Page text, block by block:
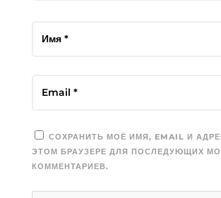
СОХРАНИТЬ МОЁ ИМЯ, EMAIL И
ЭТОМ БРАУЗЕРЕ ДЛЯ ПОСЛЕДУЮЩИХ
КОММЕНТАРИЕВ.